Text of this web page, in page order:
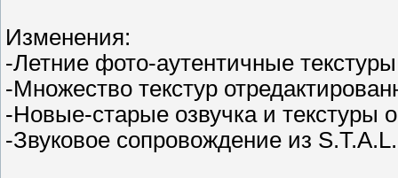
Изменения:
-Летние фото-аутентичные
-Множество текстур
-Новые-старые озвучка и текстуры
-Звуковое сопровождение из